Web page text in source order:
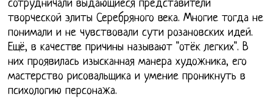
сотрудничали выдающиеся представители
творческой элиты Серебряного века. Многие тогда не
понимали и не чувствовали сути розановских идей.
Ещё, в качестве причины называют "отёк легких". В
них проявилась изысканная манера художника, его
мастерство рисовальщика и умение проникнуть в
психологию персонажа.